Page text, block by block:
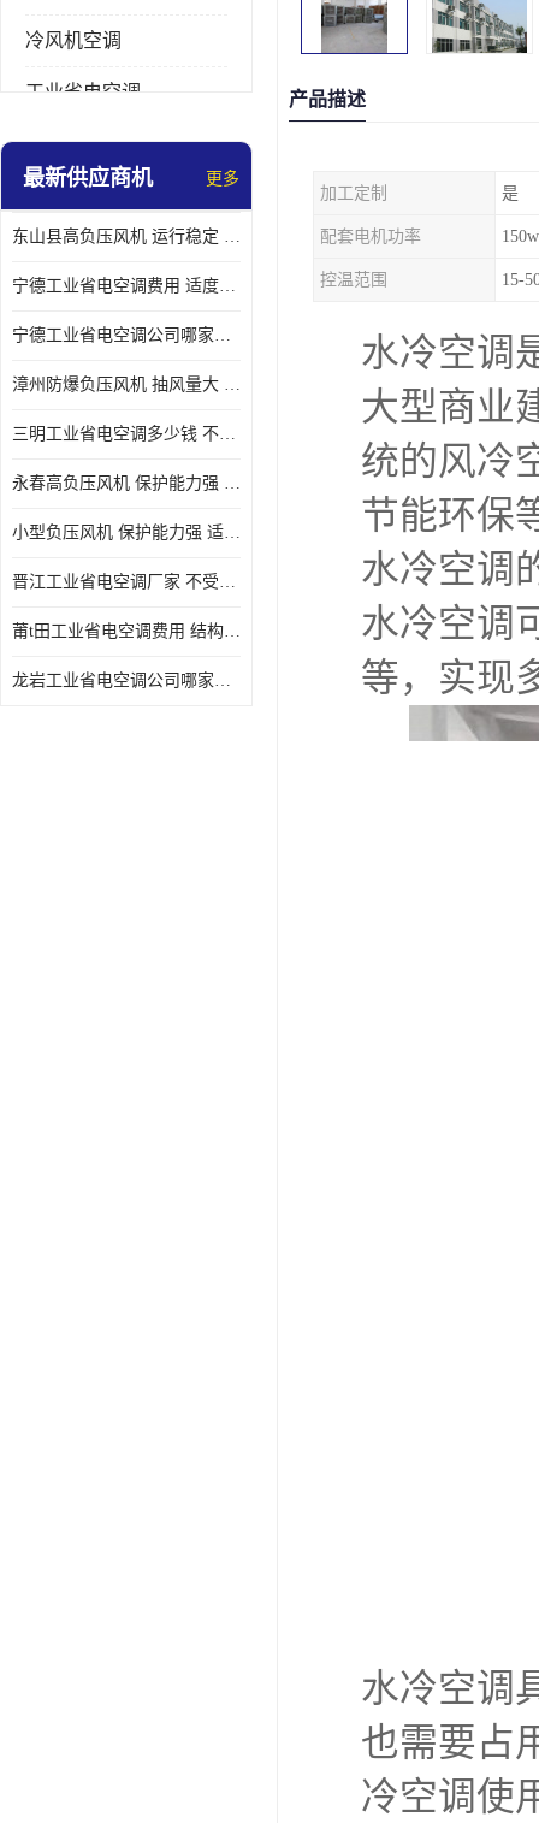
冷风机空调
工业省电空调
工业大吊扇
最新供应商机 更多
东山县高负压风机 运行稳定 耐高温 防腐蚀
宁德工业省电空调费用 适度较高 节省占用空间
宁德工业省电空调公司哪家好 适度较高 结构紧凑 美观
漳州防爆负压风机 抽风量大 通风降温效果好
三明工业省电空调多少钱 不受管长限制 保持空气湿润
永春高负压风机 保护能力强 体积大 风道大
小型负压风机 保护能力强 适用面积广
晋江工业省电空调厂家 不受管长限制 节省占用空间
莆t田工业省电空调费用 结构紧凑 美观 能耗低 噪音小
龙岩工业省电空调公司哪家好 适应性强 维护简单
产品描述
加工定制 是
配套电机功率 150w
控温范围 15-
水冷空调
大型商业
统的风冷
节能环保
水冷空调
水冷空调
等，实现
水冷空调
也需要占
冷空调使